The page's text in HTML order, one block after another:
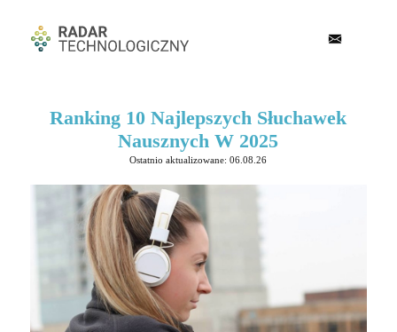
Ranking 10 Najlepszych Słuchawek
Nausznych W 2025
Ostatnio aktualizowane: 06.08.26